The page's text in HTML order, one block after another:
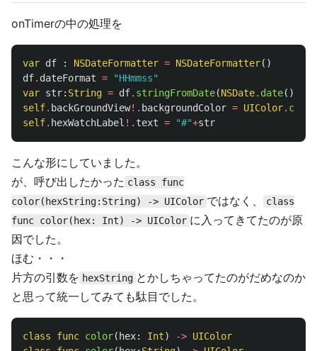
onTimerの中の処理を
var df : NSDateFormatter = NSDateFormatter()
df. dateFormat =
"HHmmss"
var str: String = df. stringFromDate(NSDate. date())
self. backGroundView!. backgroundColor = UIColor. color
self. hexWatchLabel !. text = "#"+str
こんな形にしていました。
が、呼び出したかった class func
color(hexString:String) -> UIColor ではなく、
class
func color(hex: Int) -> UIColor に入ってきてたのが原
因でした。
ほむ・・・
片方の引数を hexString とかしちゃってたのがだめなのか
と思って統一してみても駄目でした。
class func color( hex: Int) -> UIColor